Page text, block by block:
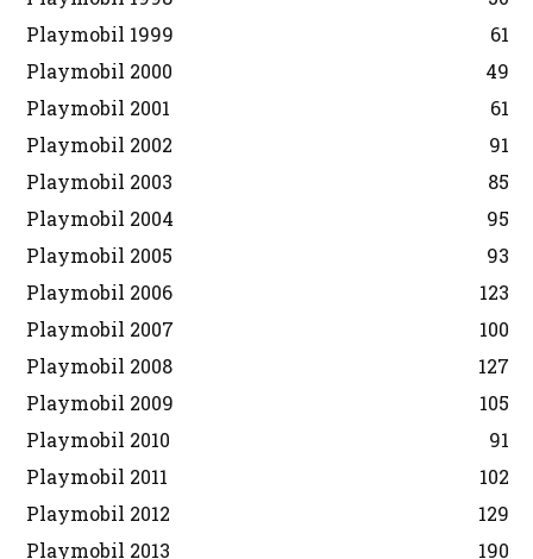
Playmobil 1999
61
Playmobil 2000
49
Playmobil 2001
61
Playmobil 2002
91
Playmobil 2003
85
Playmobil 2004
95
Playmobil 2005
93
Playmobil 2006
123
Playmobil 2007
100
Playmobil 2008
127
Playmobil 2009
105
Playmobil 2010
91
Playmobil 2011
102
Playmobil 2012
129
Playmobil 2013
190